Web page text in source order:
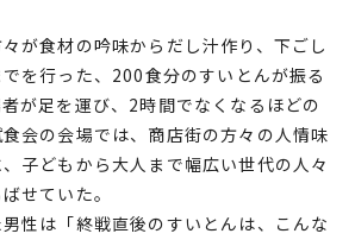
が食材の吟味からだし汁作り、下ごし
を行った、200食分のすいとんが振る
が足を運び、2時間でなくなるほどの
会の会場では、商店街の方々の人情味
子どもから大人まで幅広い世代の人々
せていた。
性は「終戦直後のすいとんは、こんな